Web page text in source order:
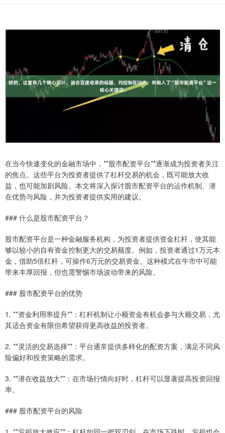
在当今快速变化的金融市场中，**股市配资平台**逐渐成为投资者关注
的焦点。这些平台为投资者提供了杠杆交易的机会，既可能放大收
益，也可能加剧风险。本文将深入探讨股市配资平台的运作机制、潜
在优势与风险，并为投资者提供实用的建议。
### 什么是股市配资平台？
股市配资平台是一种金融服务机构，为投资者提供资金杠杆，使其能
够以较小的自有资金控制更大的交易额度。例如，投资者通过1万元本
金，借助5倍杠杆，可操作6万元的交易资金。这种模式在牛市中可能
带来丰厚回报，但也需警惕市场波动带来的风险。
### 股市配资平台的优势
1. **资金利用率提升**：杠杆机制让小额资金有机会参与大额交易，尤
其适合资金有限但希望获得更高收益的投资者。
2. **灵活的交易选择**：平台通常提供多样化的配资方案，满足不同风
险偏好和投资策略的需求。
3. **潜在收益放大**：在市场行情向好时，杠杆可以显著提高投资回报
率。
### 股市配资平台的风险